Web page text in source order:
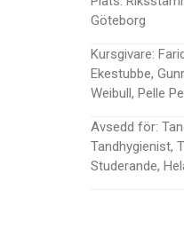
Göteborg
Kursgivare:
Ekestubbe,
Weibull, Pelle
Avsedd för:
Tandhygienist,
Studerande,